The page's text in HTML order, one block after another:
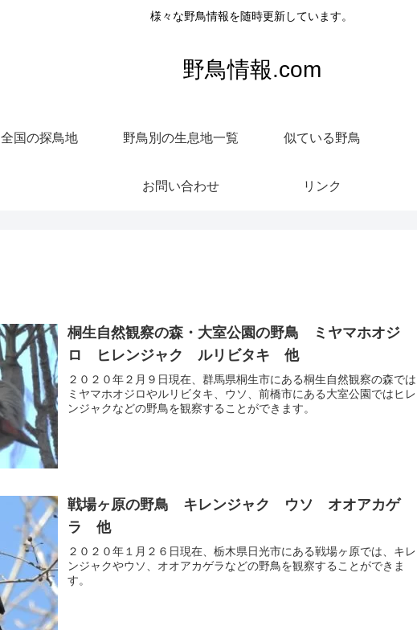
様々な野鳥情報を随時更新しています。
野鳥情報.com
全国の探鳥地 野鳥別の生息地一覧 似ている野鳥
お問い合わせ リンク
桐生自然観察の森・大室公園の野鳥 ミヤマホオジ
ロ ヒレンジャク ルリビタキ 他
２０２０年２月９日現在、群馬県桐生市にある桐生自然観察の森では
ミヤマホオジロやルリビタキ、ウソ、前橋市にある大室公園ではヒレ
ンジャクなどの野鳥を観察することができます。
戦場ヶ原の野鳥 キレンジャク ウソ オオアカゲ
ラ 他
２０２０年１月２６日現在、栃木県日光市にある戦場ヶ原では、キレ
ンジャクやウソ、オオアカゲラなどの野鳥を観察することができま
す。